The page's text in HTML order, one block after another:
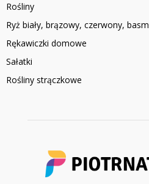
Rośliny
Ryż biały, brązowy, czerwony,
Rękawiczki domowe
Sałatki
Rośliny strączkowe